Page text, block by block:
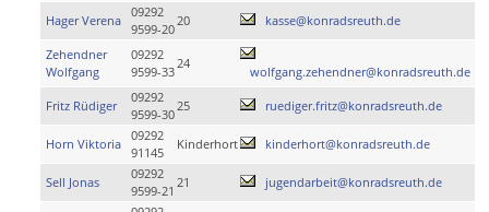
Hager Verena
09292
9599-20
20 kasse@konradsreuth.de
Zehendner
Wolfgang
09292
9599-33
24
wolfgang.zehendner@konradsreuth.de
Fritz Rüdiger
09292
9599-30
25 ruediger.fritz@konradsreuth.de
Horn Viktoria
09292
91145
Kinderhort kinderhort@konradsreuth.de
Sell Jonas
09292
9599-21
21 jugendarbeit@konradsreuth.de